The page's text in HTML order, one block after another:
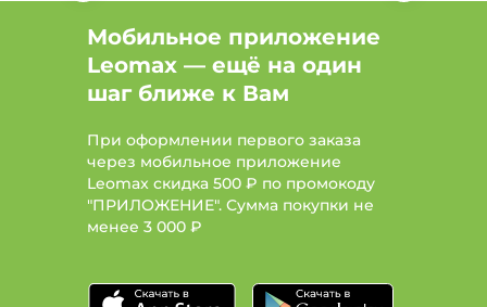
Мобильное приложение
Leomax — ещё на один
шаг ближе к Вам
При оформлении первого заказа
через мобильное приложение
Leomax скидка 500 ₽ по промокоду
"ПРИЛОЖЕНИЕ". Сумма покупки не
менее 3 000 ₽